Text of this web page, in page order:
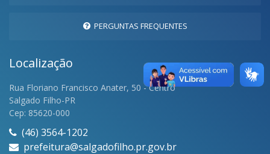
PERGUNTAS FREQUENTES
Localização
Rua Floriano Francisco Anater, 50 - Centro
Salgado Filho-PR
Cep: 85620-000
(46) 3564-1202
prefeitura@salgadofilho.pr.gov.br